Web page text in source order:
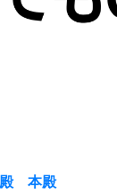
殿 本殿